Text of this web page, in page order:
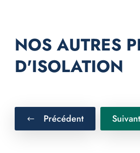
NOS AUTRES
D'ISOLATION
Précédent Suivant